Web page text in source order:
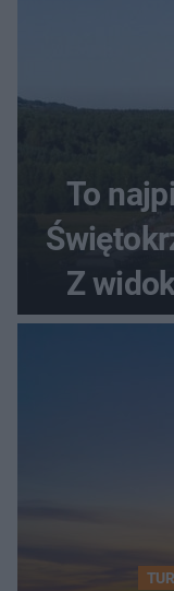
To
Z
szczyt